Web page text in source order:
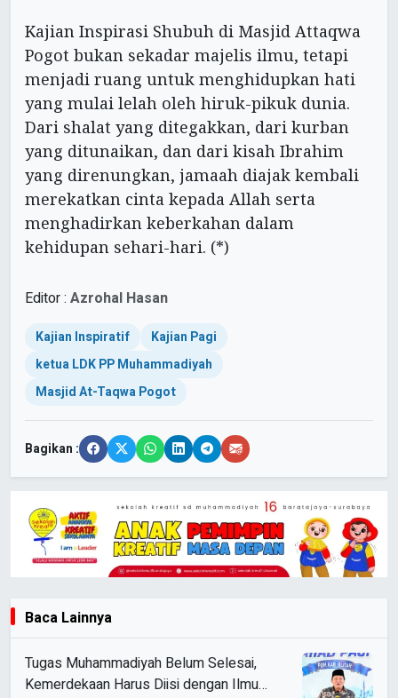
Kajian Inspirasi Shubuh di Masjid Attaqwa
Pogot bukan sekadar majelis ilmu, tetapi
menjadi ruang untuk menghidupkan hati
yang mulai lelah oleh hiruk-pikuk dunia.
Dari shalat yang ditegakkan, dari kurban
yang ditunaikan, dan dari kisah Ibrahim
yang direnungkan, jamaah diajak kembali
merekatkan cinta kepada Allah serta
menghadirkan keberkahan dalam
kehidupan sehari-hari. (*)
Editor : Azrohal Hasan
Kajian Inspiratif
Kajian Pagi
ketua LDK PP Muhammadiyah
Masjid At-Taqwa Pogot
Bagikan :
Baca Lainnya
Tugas Muhammadiyah Belum Selesai,
Kemerdekaan Harus Diisi dengan Ilmu